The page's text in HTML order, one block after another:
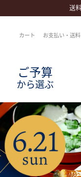
送
カート (current)
お支払い・送料
ご予算
から選ぶ